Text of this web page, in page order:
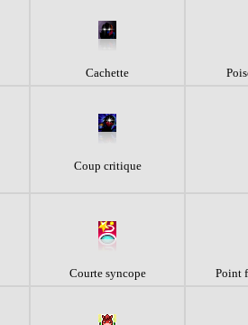
Cachette
Coup critique
Courte syncope Point